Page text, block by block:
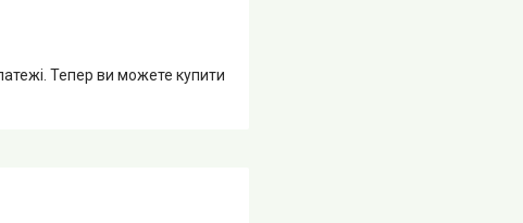
Тепер ви можете купити